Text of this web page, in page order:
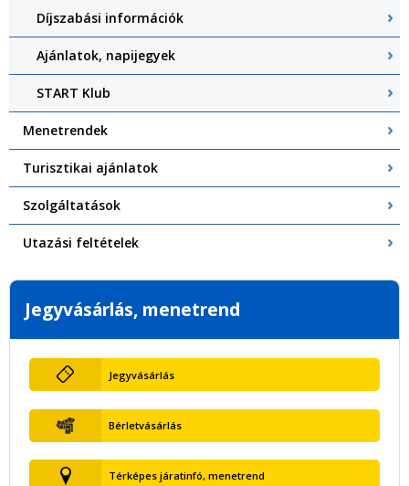
Díjszabási információk
Ajánlatok, napijegyek
START Klub
Menetrendek
Turisztikai ajánlatok
Szolgáltatások
Utazási feltételek
Jegyvásárlás, menetrend
Jegyvásárlás
Bérletvásárlás
Térképes járatinfó, menetrend